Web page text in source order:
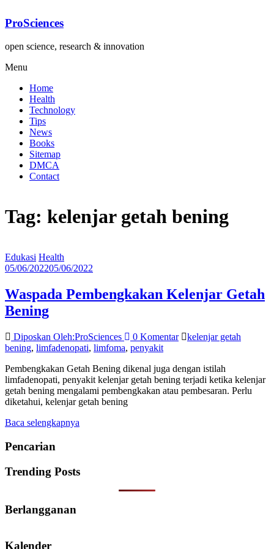
ke
konten
ProSciences
open science, research & innovation
Menu
Home
Health
Technology
Tips
News
Books
Sitemap
DMCA
Contact
Tag: kelenjar getah bening
Edukasi Health
05/06/202205/06/2022
Waspada Pembengkakan Kelenjar Getah
Bening
Diposkan Oleh:ProSciences 0 Komentar
kelenjar getah
bening, limfadenopati, limfoma, penyakit
Pembengkakan Getah Bening dikenal juga dengan istilah
limfadenopati, penyakit kelenjar getah bening terjadi ketika kelenjar
getah bening mengalami pembengkakan atau pembesaran. Perlu
diketahui, kelenjar getah bening
Baca selengkapnya
Pencarian
Trending Posts
Berlangganan
Kalender